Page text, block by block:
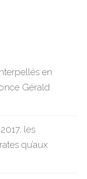
en
Gérald
les
qu’aux